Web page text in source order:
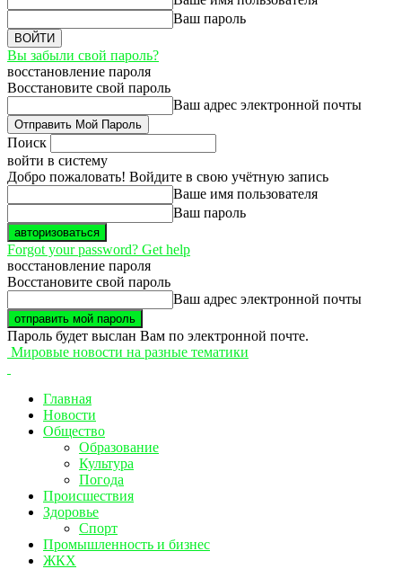
Ваш пароль
Вы забыли свой пароль?
восстановление пароля
Восстановите свой пароль
Ваш адрес электронной почты
Поиск
войти в систему
Добро пожаловать! Войдите в свою учётную запись
Ваше имя пользователя
Ваш пароль
Forgot your password? Get help
восстановление пароля
Восстановите свой пароль
Ваш адрес электронной почты
Пароль будет выслан Вам по электронной почте.
Мировые новости на разные тематики
Главная
Новости
Общество
Образование
Культура
Погода
Происшествия
Здоровье
Спорт
Промышленность и бизнес
ЖКХ